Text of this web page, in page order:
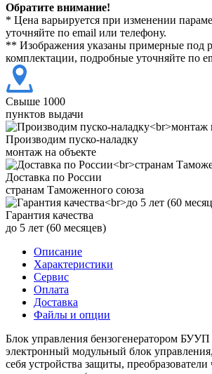
Обратите внимание!
* Цена варьируется при изменении
уточняйте по email или телефону.
** Изображения указаны примерные под
комплектации, подробные уточняйте по
Свыше 1000
пунктов выдачи
Производим пуско-наладку
монтаж на объекте
Доставка по России
странам Таможенного союза
Гарантия качества
до 5 лет (60 месяцев)
Описание
Характеристики
Сервис
Оплата
Доставка
Файлы и опции
Блок управления бензогенератором
электронный модульный блок
себя устройства защиты, преобразователи